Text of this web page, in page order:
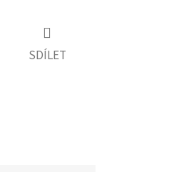
SDÍLET